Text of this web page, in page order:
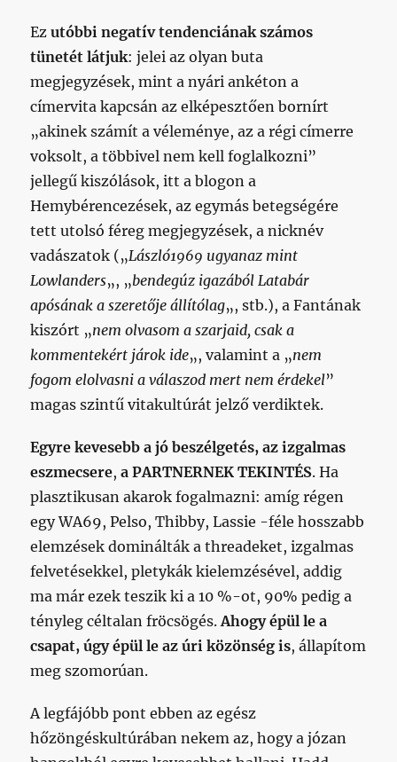
Ezutóbbi negatív tendenciának számos
tünetét látjuk: jelei az olyan buta
megjegyzések, mint a nyári ankéton a
címervita kapcsán az elképesztően bornírt
„akinek számít a véleménye, az a régi címerre
voksolt, a többivel nem kell foglalkozni”
jellegű kiszólások, itt a blogon a
Hemybérencezések, az egymás betegségére
tett utolsó féreg megjegyzések, a nicknév
vadászatok („László1969 ugyanaz mint
Lowlanders„, „bendegúz igazából Latabár
apósának a szeretője állítólag„, stb.), a Fantának
kiszórt „nem olvasom a szarjaid, csak a
kommentekért járok ide„, valamint a „nem
fogom elolvasni a válaszod mert nem érdekel”
magas szintű vitakultúrát jelző verdiktek.
Egyre kevesebb a jó beszélgetés, az izgalmas
eszmecsere,a PARTNERNEK TEKINTÉS. Ha
plasztikusan akarok fogalmazni: amíg régen
egy WA69, Pelso, Thibby, Lassie -féle hosszabb
elemzések dominálták a threadeket, izgalmas
felvetésekkel, pletykák kielemzésével, addig
ma már ezek teszik ki a 10 %-ot, 90% pedig a
tényleg céltalan fröcsögés.Ahogy épül le a
csapat, úgy épül le az úri közönség is, állapítom
meg szomorúan.
A legfájóbb pont ebben az egész
hőzöngéskultúrában nekem az, hogy a józan